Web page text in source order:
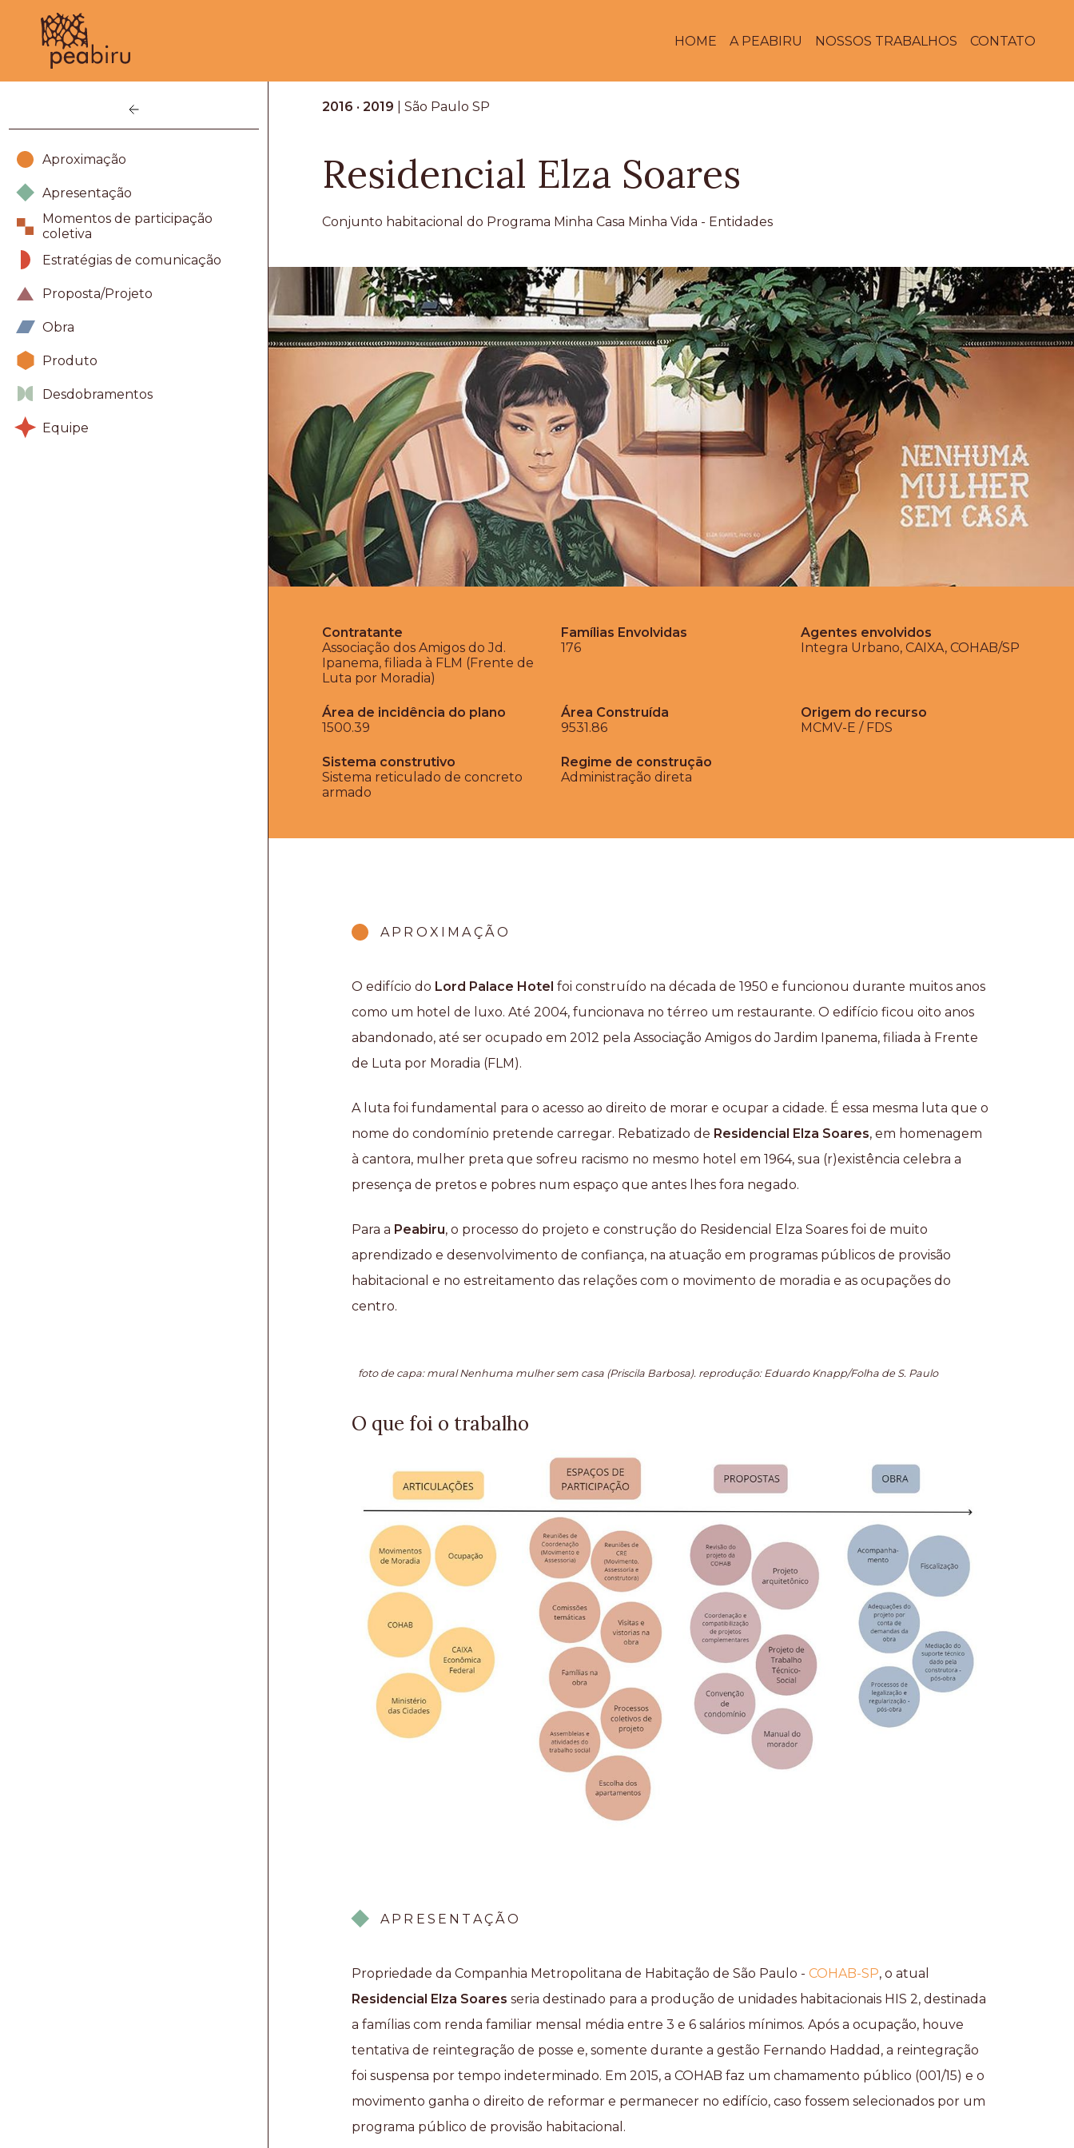
HOME A PEABIRU NOSSOS TRABALHOS CONTATO
Aproximação
Apresentação
Momentos de participação
coletiva
Estratégias de comunicação
Proposta/Projeto
Obra
Produto
Desdobramentos
Equipe
2016 •2019 |São Paulo SP
Residencial Elza Soares
Conjunto habitacional do Programa Minha Casa Minha Vida - Entidades
Contratante
Associação dos Amigos do Jd.
Ipanema, filiada à FLM (Frente de
Luta por Moradia)
Famílias Envolvidas
176
Agentes envolvidos
Integra Urbano, CAIXA, COHAB/SP
Área de incidência do plano
1500.39
Área Construída
9531.86
Origem do recurso
MCMV-E / FDS
Sistema construtivo
Sistema reticulado de concreto
armado
Regime de construção
Administração direta
APROXIMAÇÃO
O edifício do Lord Palace Hotel foi construído na década de 1950 e funcionou durante muitos anos
como um hotel de luxo. Até 2004, funcionava no térreo um restaurante. O edifício ficou oito anos
abandonado, até ser ocupado em 2012 pela Associação Amigos do Jardim Ipanema, filiada à Frente
de Luta por Moradia (FLM).
A luta foi fundamental para o acesso ao direito de morar e ocupar a cidade. É essa mesma luta que o
nome do condomínio pretende carregar. Rebatizado de Residencial Elza Soares, em homenagem
à cantora, mulher preta que sofreu racismo no mesmo hotel em 1964, sua (r)existência celebra a
presença de pretos e pobres num espaço que antes lhes fora negado.
Para a Peabiru, o processo do projeto e construção do Residencial Elza Soares foi de muito
aprendizado e desenvolvimento de confiança, na atuação em programas públicos de provisão
habitacional e no estreitamento das relações com o movimento de moradia e as ocupações do
centro.
foto de capa: mural Nenhuma mulher sem casa (Priscila Barbosa). reprodução: Eduardo Knapp/Folha de S. Paulo
O que foi o trabalho
APRESENTAÇÃO
Propriedade da Companhia Metropolitana de Habitação de São Paulo - COHAB-SP, o atual
Residencial Elza Soares seria destinado para a produção de unidades habitacionais HIS 2, destinada
a famílias com renda familiar mensal média entre 3 e 6 salários mínimos. Após a ocupação, houve
tentativa de reintegração de posse e, somente durante a gestão Fernando Haddad, a reintegração
foi suspensa por tempo indeterminado. Em 2015, a COHAB faz um chamamento público (001/15) e o
movimento ganha o direito de reformar e permanecer no edifício, caso fossem selecionados por um
programa público de provisão habitacional.